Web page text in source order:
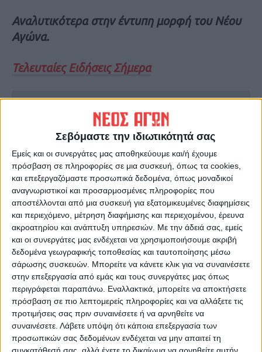
Σεβόμαστε την ιδιωτικότητά σας
Εμείς και οι συνεργάτες μας αποθηκεύουμε και/ή έχουμε
πρόσβαση σε πληροφορίες σε μια συσκευή, όπως τα cookies,
και επεξεργαζόμαστε προσωπικά δεδομένα, όπως μοναδικοί
αναγνωριστικοί και προσαρμοσμένες πληροφορίες που
αποστέλλονται από μια συσκευή για εξατομικευμένες διαφημίσεις
και περιεχόμενο, μέτρηση διαφήμισης και περιεχομένου, έρευνα
ακροατηρίου και ανάπτυξη υπηρεσιών. Με την άδειά σας, εμείς
και οι συνεργάτες μας ενδέχεται να χρησιμοποιήσουμε ακριβή
δεδομένα γεωγραφικής τοποθεσίας και ταυτοποίησης μέσω
σάρωσης συσκευών. Μπορείτε να κάνετε κλικ για να συναινέσετε
στην επεξεργασία από εμάς και τους συνεργάτες μας όπως
περιγράφεται παραπάνω. Εναλλακτικά, μπορείτε να αποκτήσετε
πρόσβαση σε πιο λεπτομερείς πληροφορίες και να αλλάξετε τις
προτιμήσεις σας πριν συναινέσετε ή να αρνηθείτε να
συναινέσετε. Λάβετε υπόψη ότι κάποια επεξεργασία των
προσωπικών σας δεδομένων ενδέχεται να μην απαιτεί τη
Αναλυτικότερα στην έντυπη μορφή του Νέου
Αγώνα.
Τελευταίες Ειδήσεις Σήμερα
Ακολούθησε την εφημερίδα ΝΕΟΣ
ΑΓΩΝ στο Google News!
Όλες οι εξελίξεις στην περιοχή της
Καρδίτσας και ευρύτερα της Θεσσαλίας
ΠΡΟΗΓΟΥΜΕΝΟ ΑΡΘΡΟ
2.261 Καρδιτσιώτες στο νέο
πρόγραμμα απονιτροποίησης
ΕΠΟΜΕΝΟ ΑΡΘΡΟ
To μεταγραφικό «φετίχ», η
ουσία και η διάθεση του
προέδρου...